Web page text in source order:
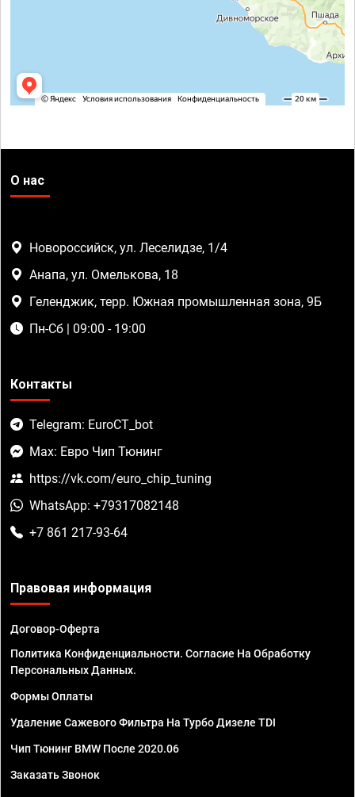
О нас
Новороссийск, ул. Леселидзе, 1/4
Анапа, ул. Омелькова, 18
Геленджик, терр. Южная промышленная зона, 9Б
Пн-Сб | 09:00 - 19:00
Контакты
Telegram: EuroCT_bot
Max: Евро Чип Тюнинг
https://vk.com/euro_chip_tuning
WhatsApp: +79317082148
+7 861 217-93-64
Правовая информация
Договор-Оферта
Политика Конфиденциальности. Согласие На Обработку
Персональных Данных.
Формы Оплаты
Удаление Сажевого Фильтра На Турбо Дизеле TDI
Чип Тюнинг BMW После 2020.06
Заказать Звонок